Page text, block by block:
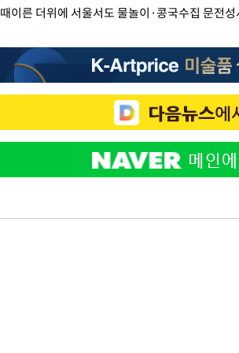
때이른 더위에 서울서도 물놀이·콩국수집 문전성